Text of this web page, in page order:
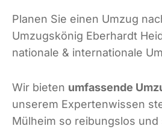
Planen Sie einen Umzug
Umzugskönig Eberhardt
nationale & internationale
Wir bieten umfassende
unserem Expertenwissen
Mülheim so reibungslos